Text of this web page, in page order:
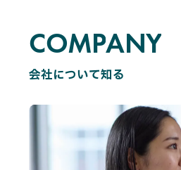
COMPANY
COMPANY
会社について知る